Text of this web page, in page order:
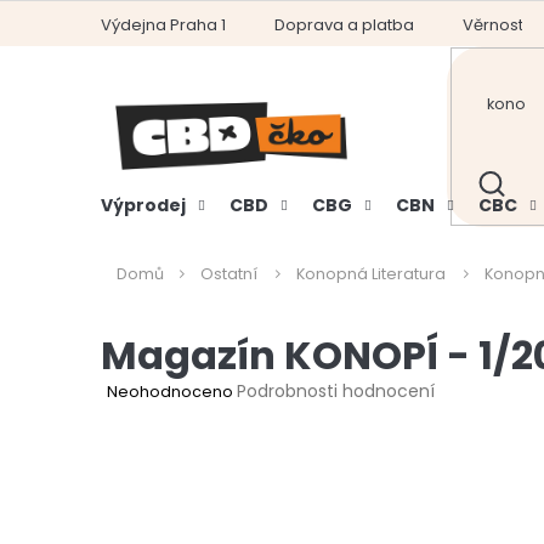
Výdejna Praha 1 Doprava a platba Věrnostní
HLEDAT
Výprodej CBD CBG CBN CBC
Domů Ostatní Konopná Literatura
Magazín KONOPÍ - 1/
Průměrné
Neohodnoceno Podrobnosti hodnocení